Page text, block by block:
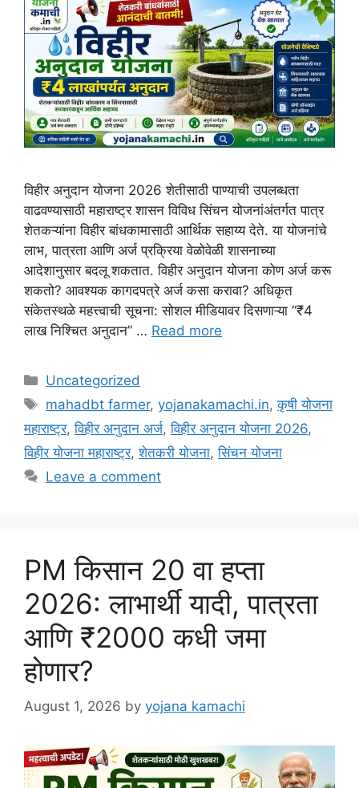
विहीर अनुदान योजना 2026 शेतीसाठी पाण्याची उपलब्धता
वाढवण्यासाठी महाराष्ट्र शासन विविध सिंचन योजनांअंतर्गत पात्र
शेतकऱ्यांना विहीर बांधकामासाठी आर्थिक सहाय्य देते. या योजनांचे
लाभ, पात्रता आणि अर्ज प्रक्रिया वेळोवेळी शासनाच्या
आदेशानुसार बदलू शकतात. विहीर अनुदान योजना कोण अर्ज करू
शकतो? आवश्यक कागदपत्रे अर्ज कसा करावा? अधिकृत
संकेतस्थळे महत्त्वाची सूचना: सोशल मीडियावर दिसणाऱ्या “₹4
लाख निश्चित अनुदान” … Read more
Categories
Uncategorized
Tags
mahadbt farmer,yojanakamachi.in,कृषी योजना
महाराष्ट्र,विहीर अनुदान अर्ज,विहीर अनुदान योजना 2026,
विहीर योजना महाराष्ट्र,शेतकरी योजना,सिंचन योजना
Leave a comment
PM किसान 20 वा हप्ता
2026: लाभार्थी यादी, पात्रता
आणि ₹2000 कधी जमा
होणार?
August 1, 2026 by yojana kamachi